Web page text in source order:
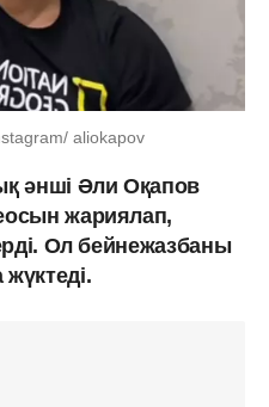
aliokapov
әнші Әли Оқапов
жариялап,
Ол бейнежазбаны